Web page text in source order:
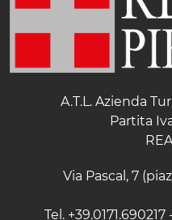
A.T.L. Azienda
Partita
Via Pascal, 7
Tel.